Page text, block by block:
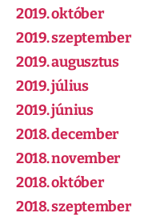
2019. október
2019. szeptember
2019. augusztus
2019. július
2019. június
2018. december
2018. november
2018. október
2018. szeptember